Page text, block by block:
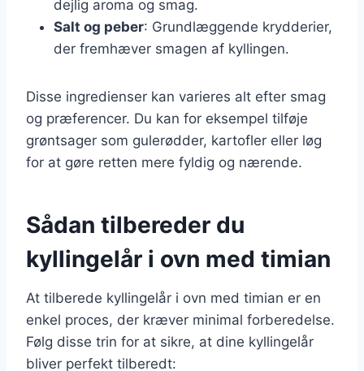
dejlig aroma og smag.
Salt og peber: Grundlæggende krydderier,
der fremhæver smagen af kyllingen.
Disse ingredienser kan varieres alt efter smag
og præferencer. Du kan for eksempel tilføje
grøntsager som gulerødder, kartofler eller løg
for at gøre retten mere fyldig og nærende.
Sådan tilbereder du
kyllingelår i ovn med timian
At tilberede kyllingelår i ovn med timian er en
enkel proces, der kræver minimal forberedelse.
Følg disse trin for at sikre, at dine kyllingelår
bliver perfekt tilberedt: